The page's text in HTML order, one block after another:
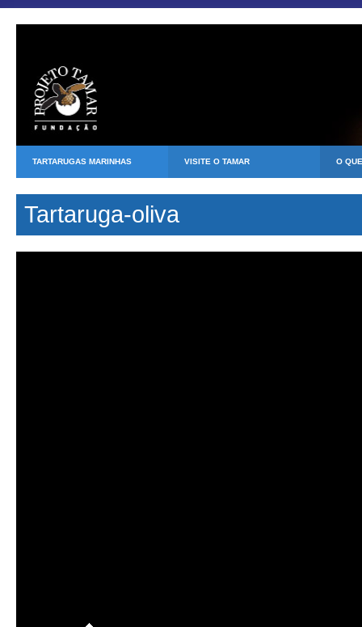
TARTARUGAS MARINHAS VISITE O TAMAR O
Tartaruga-oliva